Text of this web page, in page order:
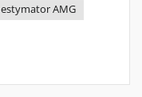
estymator AMG